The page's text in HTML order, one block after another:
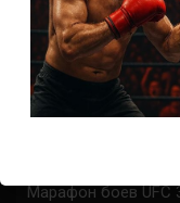
СВЕЖИЕ
Марафон боев UFC